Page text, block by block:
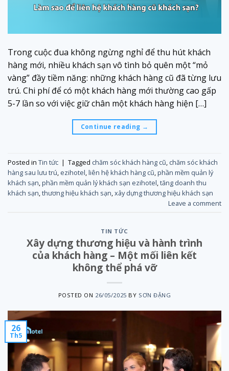
Trong cuộc đua không ngừng nghỉ để thu hút khách
hàng mới, nhiều khách sạn vô tình bỏ quên một “mỏ
vàng” đầy tiềm năng: những khách hàng cũ đã từng lưu
trú. Chi phí để có một khách hàng mới thường cao gấp
5-7 lần so với việc giữ chân một khách hàng hiện […]
Continue reading →
Posted in Tin tức | Tagged chăm sóc khách hàng cũ, chăm sóc khách
hàng sau lưu trú, ezihotel,liên hệ khách hàng cũ,phần mềm quản lý
khách sạn,phần mềm quản lý khách sạn ezihotel,tăng doanh thu
khách sạn,thương hiệu khách sạn,xây dựng thương hiệu khách sạn
Leave a comment
TIN TỨC
Xây dựng thương hiệu và hành trình
của khách hàng – Một mối liên kết
không thể phá vỡ
POSTED ON 26/05/2025 BY SƠN ĐẶNG
26
Th5